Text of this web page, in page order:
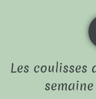
Les coulisses